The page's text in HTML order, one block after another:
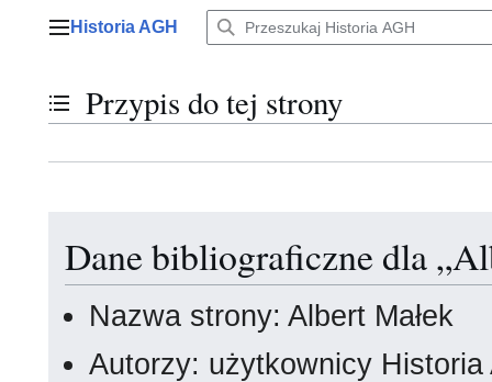
Menu główne
Historia AGH
Przełącz stan spisu treści
Przypis do tej strony
Dane bibliograficzne dla
Nazwa strony: Albert Małek
Autorzy: użytkownicy Historia